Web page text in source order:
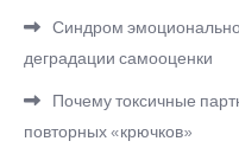
Синдром
деградации самооценки
Почему токсичные
повторных «крючков»